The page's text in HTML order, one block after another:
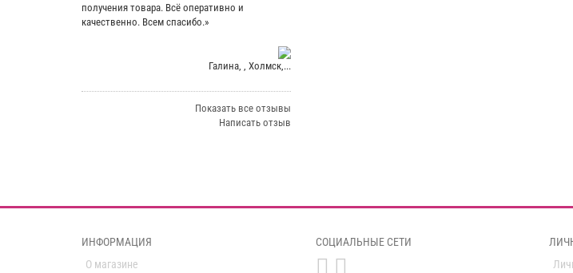
получения товара. Всё оперативно и
качественно. Всем спасибо.»
Галина, , Холмск,...
Показать все отзывы
Написать отзыв
ИНФОРМАЦИЯ
О магазине
СОЦИАЛЬНЫЕ СЕТИ